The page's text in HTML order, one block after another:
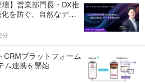
壇】営業部門長・DX推
を防ぐ、自然なデー
分
CRMプラットフォーム
ム連携を開始